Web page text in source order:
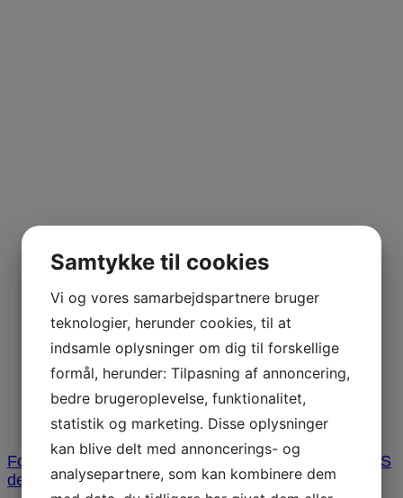
Forside Reservedele til spa
VVS
dele
/ 45 grader 1,5″ F
Samtykke til cookies
Vi og vores samarbejdspartnere bruger
teknologier, herunder cookies, til at
indsamle oplysninger om dig til forskellige
formål, herunder: Tilpasning af annoncering,
bedre brugeroplevelse, funktionalitet,
statistik og marketing. Disse oplysninger
kan blive delt med annoncerings- og
analysepartnere, som kan kombinere dem